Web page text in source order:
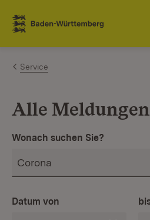
Zum Inhalt springen
Link zur Startseite
Service
Alle Meldungen
Wonach suchen Sie?
Datum von